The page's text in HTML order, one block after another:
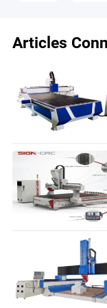
Coûts
Au-delà du prix
des outils en
consommation
table à vide et le
table à vide. Le
consomme
et nécessite le
Articles